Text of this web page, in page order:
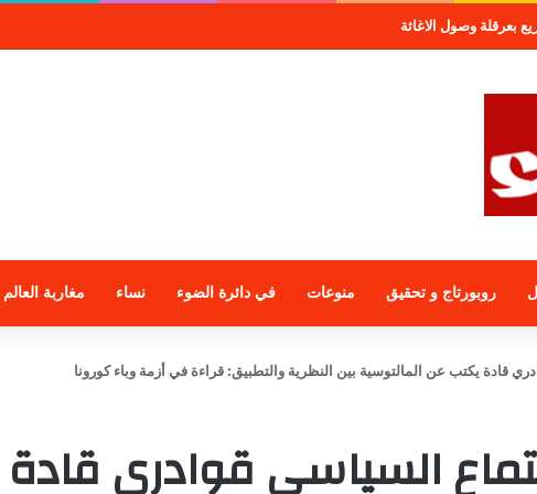
وصول الاغاثة
روبورتاج و تحقيق منوعات في دائرة الضوء نساء مغاربة العالم
قادة يكتب عن المالتوسية بين النظرية والتطبيق: قراءة في أزمة وباء كورونا
السياسي قوادري قادة